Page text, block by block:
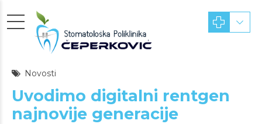
Novosti
Uvodimo digitalni rentgen
najnovije generacije